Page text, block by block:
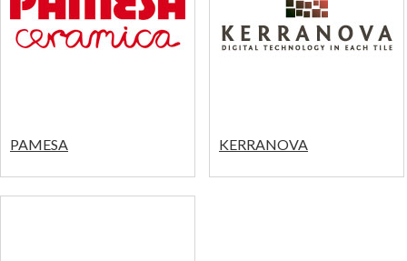
PAMESA KERRANOVA